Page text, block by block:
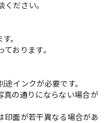
ださい。
。
おります。
途インクが必要です。
真の通りにならない場合が
印面が若干異なる場合があ